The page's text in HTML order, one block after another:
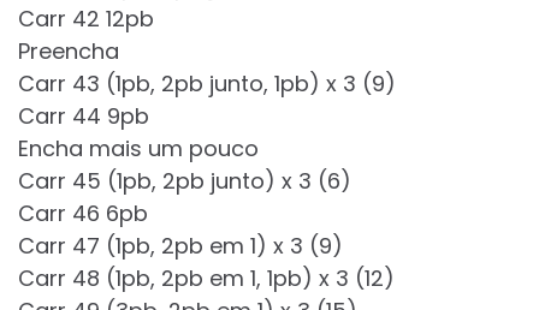
Carr 42 12pb
Preencha
Carr 43 (1pb, 2pb junto, 1pb) x 3 (9)
Carr 44 9pb
Encha mais um pouco
Carr 45 (1pb, 2pb junto) x 3 (6)
Carr 46 6pb
Carr 47 (1pb, 2pb em 1) x 3 (9)
Carr 48 (1pb, 2pb em 1, 1pb) x 3 (12)